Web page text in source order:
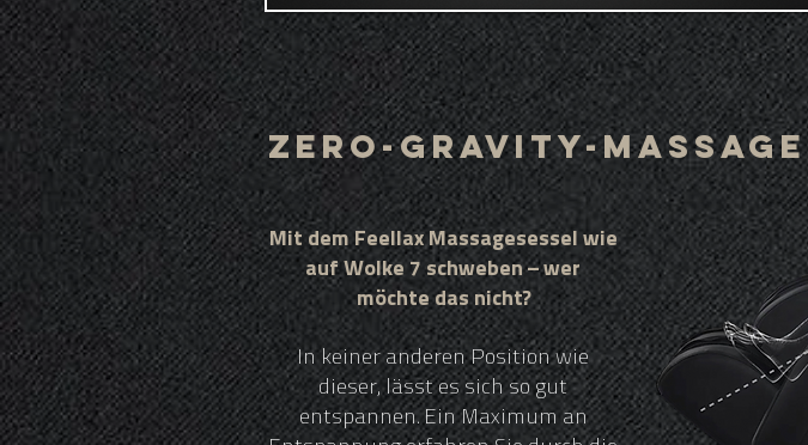
Zero-Gravity-Massage
Mit dem Feellax Massagesessel wie
auf Wolke 7 schweben – wer
möchte das nicht?
In keiner anderen Position wie
dieser, lässt es sich so gut
entspannen. Ein Maximum an